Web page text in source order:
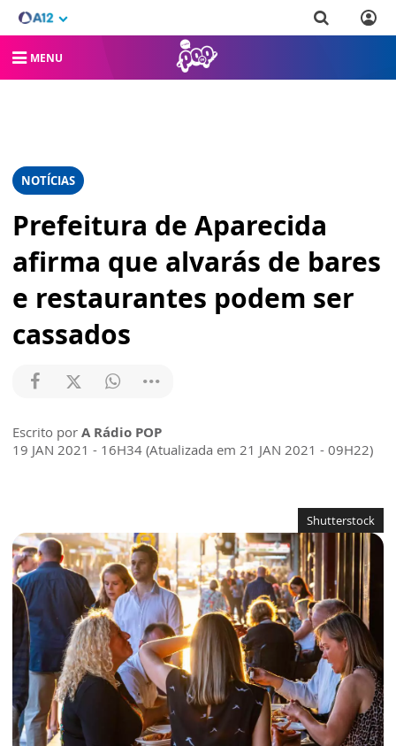
MENU
NOTÍCIAS
Prefeitura de Aparecida
afirma que alvarás de bares
e restaurantes podem ser
cassados
Escrito por A Rádio POP
19 JAN 2021 - 16H34 (Atualizada em 21 JAN 2021 - 09H22)
Shutterstock